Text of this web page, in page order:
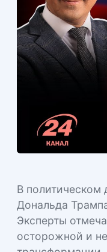
В политическом
Дональда
Эксперты
осторожной и